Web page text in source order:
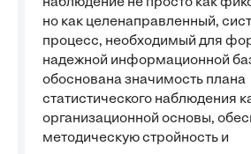
но как целенаправленный,
процесс, необходимый для
надежной информационной
обоснована значимость плана
статистического наблюдения
организационной основы,
методическую стройность и